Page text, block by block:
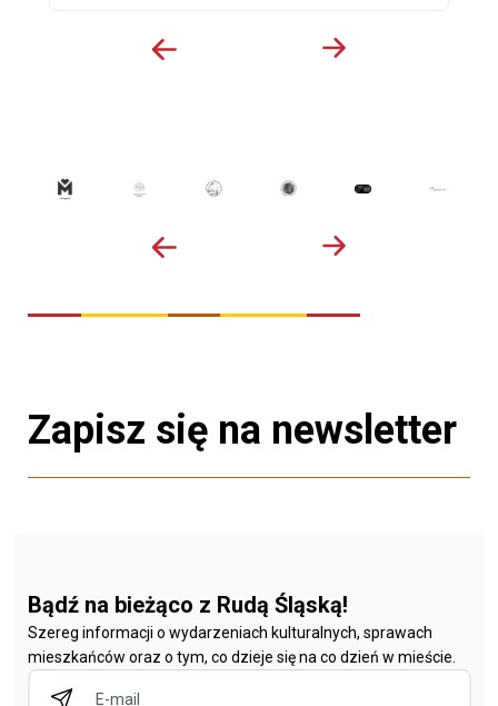
Zapisz się na newsletter
Bądź na bieżąco z Rudą Śląską!
Szereg informacji o wydarzeniach kulturalnych, sprawach
mieszkańców oraz o tym, co dzieje się na co dzień w mieście.